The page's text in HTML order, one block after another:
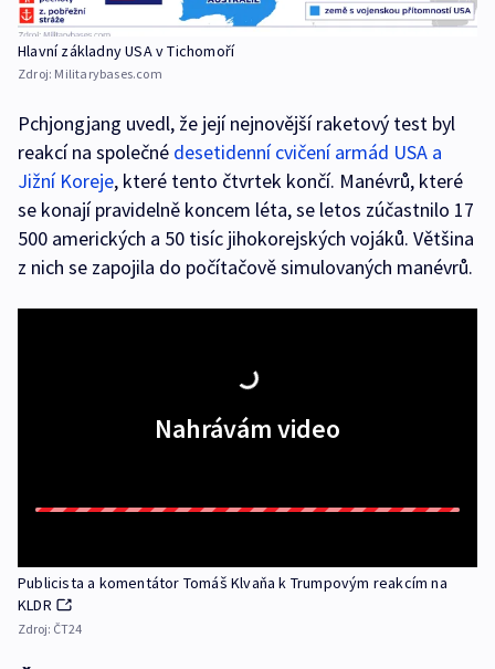
Hlavní základny USA v Tichomoří
Zdroj: Militarybases.com
Pchjongjang uvedl, že její nejnovější raketový test byl
reakcí na společné desetidenní cvičení armád USA a
Jižní Koreje, které tento čtvrtek končí. Manévrů, které
se konají pravidelně koncem léta, se letos zúčastnilo 17
500 amerických a 50 tisíc jihokorejských vojáků. Většina
z nich se zapojila do počítačově simulovaných manévrů.
Nahrávám video
Publicista a komentátor Tomáš Klvaňa k Trumpovým reakcím na
KLDR
Zdroj: ČT24